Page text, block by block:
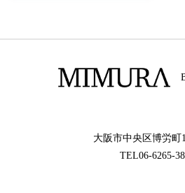
大阪市中央区博労町
TEL06-6265-